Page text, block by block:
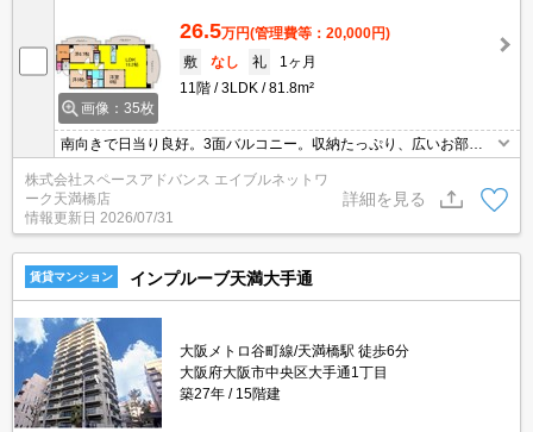
画像：35枚
26.5万円(管理費等：20,000円)
敷
なし 礼
1ヶ月
11階
3LDK 81.8m²
南向きで日当り良好。3面バルコニー。収納たっぷり、広いお部屋
をご希望の方に。お問い合わせはエイブルネットワーク天満橋店ま
で！電話：06-4790-2228！２０２１年７月内装リノベーション済み
です！
株式会社スペースアドバンス エイブルネットワ
ーク天満橋店
情報更新日 2026/07/31
詳細を見る
賃貸マンション インプルーブ天満大手通
大阪メトロ谷町線/天満橋駅 徒歩6分
大阪府大阪市中央区大手通1丁目
築27年
15階建